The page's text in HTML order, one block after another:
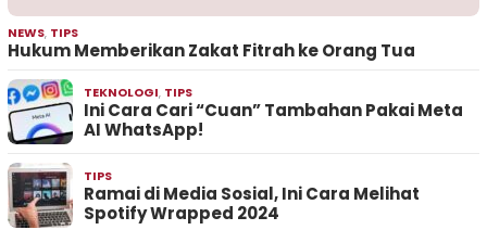
NEWS, TIPS
Hukum Memberikan Zakat Fitrah ke Orang Tua
TEKNOLOGI, TIPS
Ini Cara Cari “Cuan” Tambahan Pakai Meta
AI WhatsApp!
TIPS
Ramai di Media Sosial, Ini Cara Melihat
Spotify Wrapped 2024